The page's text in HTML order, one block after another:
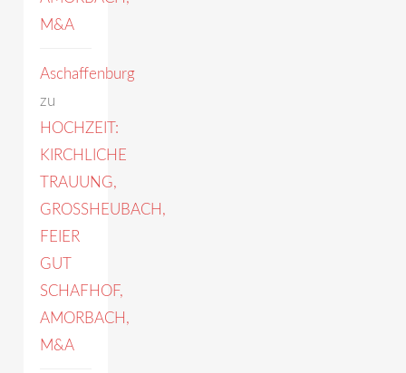
M&A
Aschaffenburg
zu
HOCHZEIT:
KIRCHLICHE
TRAUUNG,
GROSSHEUBACH,
FEIER
GUT
SCHAFHOF,
AMORBACH,
M&A